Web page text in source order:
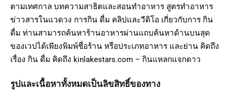
ตามเทศกาล บทความสาธิตและสอนทำอาหาร สูตรทำอาหาร
ข่าวสารในแวดวง การกิน ดื่ม คลิปและวีดิโอ เกี่ยวกับการ กิน
ดื่ม ท่านสามารถค้นหาร้านอาหารผ่านแถบค้นหาด้านบนสุด
ของเวปได้เพียงพิมพ์ชื่อร้าน หรือประเภทอาหาร และย่าน คิดถึง
เรื่อง กิน ดื่ม คิดถึง kinlakestars.com – กินแหลกแจกดาว
รูปและเนื้อหาทั้งหมดเป็นลิขสิทธิ์ของทาง